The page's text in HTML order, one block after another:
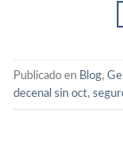
Publicado en Blog,
decenal sin oct,